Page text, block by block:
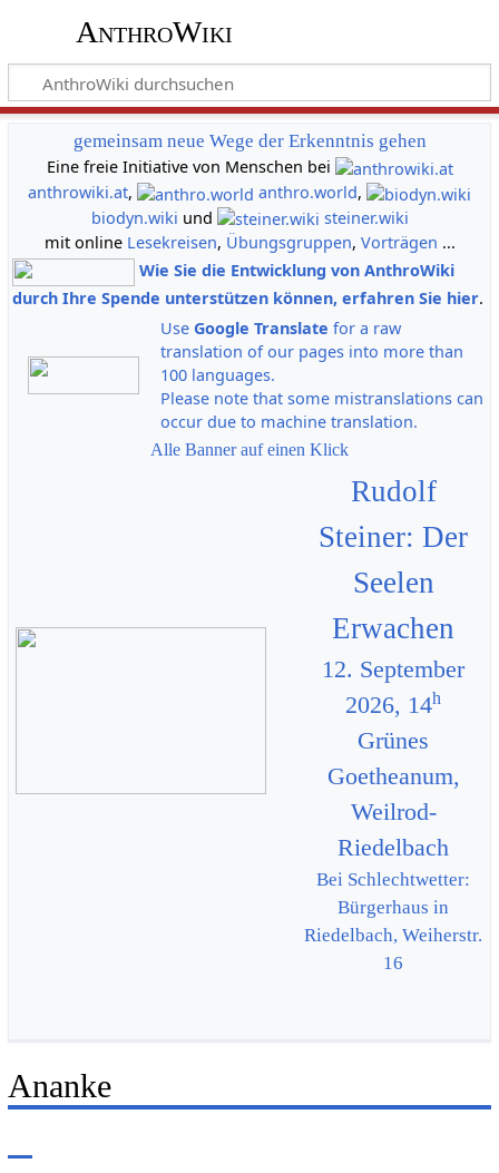
AnthroWiki
gemeinsam neue Wege der Erkenntnis gehen
Eine freie Initiative von Menschen bei
anthrowiki.at, anthro.world,
biodyn.wiki und
steiner.wiki
mit online Lesekreisen, Übungsgruppen, Vorträgen ...
Wie Sie die Entwicklung von AnthroWiki
durch Ihre Spende unterstützen können, erfahren Sie hier.
Use Google Translate for a raw
translation of our pages into more than
100 languages.
Please note that some mistranslations can
occur due to machine translation.
Alle Banner auf einen Klick
Rudolf
Steiner: Der
Seelen
Erwachen
12. September
2026, 14h
Grünes
Goetheanum,
Weilrod-
Riedelbach
Bei Schlechtwetter:
Bürgerhaus in
Riedelbach, Weiherstr.
16
Ananke